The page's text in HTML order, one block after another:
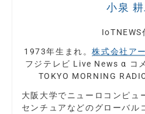
小泉 耕
IoTNEWS
1973年生まれ。株式会社ア
フジテレビ Live News α コ
TOKYO MORNING
大阪大学でニューロコンピュ
センチュアなどのグローバル